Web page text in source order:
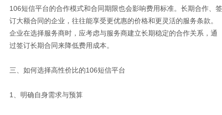
106短信平台的合作模式和合同期限也会影响费用标准。长期合作、签
订大额合同的企业，往往能享受更优惠的价格和更灵活的服务条款。
企业在选择服务商时，应考虑与服务商建立长期稳定的合作关系，通
过签订长期合同来降低费用成本。
三、如何选择高性价比的106短信平台
1、明确自身需求与预算